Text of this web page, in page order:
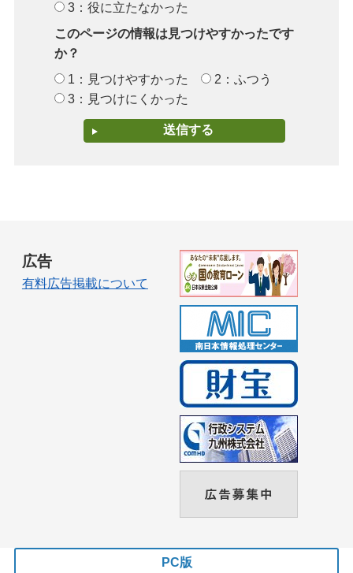
3：役に立たなかった
このページの情報は見つけやすかったです
か？
1：見つけやすかった
2：ふつう
3：見つけにくかった
広告
有料広告掲載について
PC版